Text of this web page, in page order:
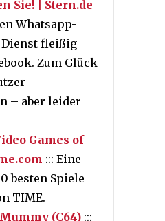
Sie! | Stern.de
Whatsapp-
Dienst fleißig
Zum Glück
– aber leider
Games of
::: Eine
besten Spiele
TIME.
(C64) :::